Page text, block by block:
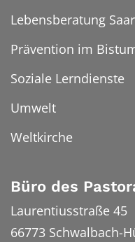
Lebensberatung
Prävention im
Soziale Lerndienste
Umwelt
Weltkirche
Büro des
Laurentiusstraße 45
66773 Schwalbach-